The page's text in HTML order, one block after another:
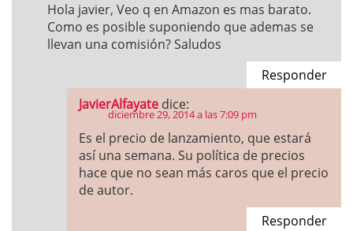
Hola javier, Veo q en Amazon es mas barato.
Como es posible suponiendo que ademas se
llevan una comisión? Saludos
Responder
JavierAlfayate dice:
diciembre 29, 2014 a las 7:09 pm
Es el precio de lanzamiento, que estará
así una semana. Su política de precios
hace que no sean más caros que el precio
de autor.
Responder